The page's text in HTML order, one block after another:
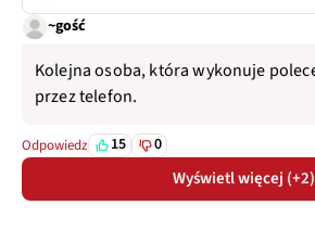
~gość
Kolejna osoba, która wykonuje
przez telefon.
Odpowiedz 15 0
Wyświetl więcej (+2)